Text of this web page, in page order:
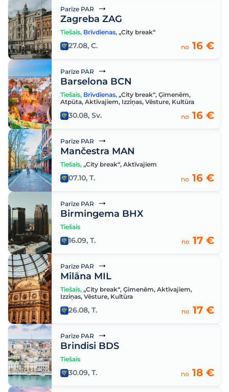
Parīze PAR
Zagreba ZAG
Tiešais, Brīvdienas, „City break“
27.08, C. no 16 €
Parīze PAR
Barselona BCN
Tiešais, Brīvdienas, „City break“, Ģimenēm,
Atpūta, Aktīvajiem, Izziņas, Vēsture, Kultūra
30.08, Sv. no 16 €
Parīze PAR
Mančestra MAN
Tiešais, „City break“, Aktīvajiem
07.10, T. no 16 €
Parīze PAR
Birmingema BHX
Tiešais
16.09, T. no 17 €
Parīze PAR
Milāna MIL
Tiešais, „City break“, Ģimenēm, Aktīvajiem,
Izziņas, Vēsture, Kultūra
26.08, T. no 17 €
Parīze PAR
Brindisi BDS
Tiešais
30.09, T. no 18 €